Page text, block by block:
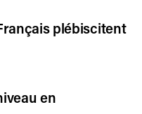
plébiscitent
en